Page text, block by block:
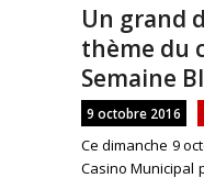
Un grand
thème du
Semaine
9 octobre 2016
Ce dimanche 9
Casino